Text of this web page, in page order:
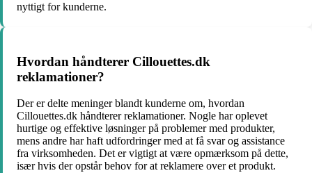
nyttigt for kunderne.
Hvordan håndterer Cillouettes.dk
reklamationer?
Der er delte meninger blandt kunderne om, hvordan
Cillouettes.dk håndterer reklamationer. Nogle har oplevet
hurtige og effektive løsninger på problemer med produkter,
mens andre har haft udfordringer med at få svar og assistance
fra virksomheden. Det er vigtigt at være opmærksom på dette,
især hvis der opstår behov for at reklamere over et produkt.